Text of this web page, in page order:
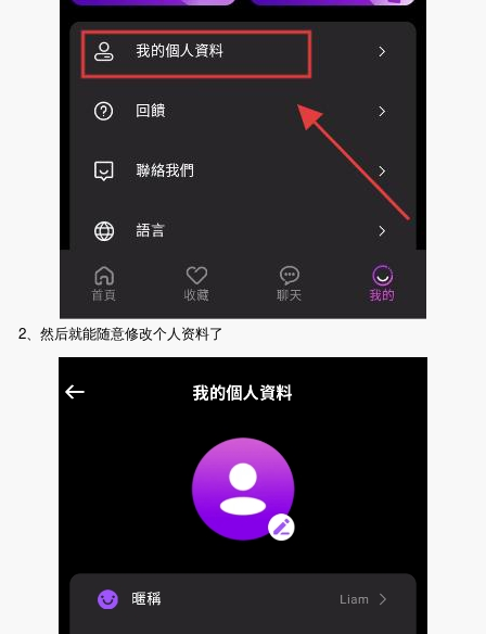
2、然后就能随意修改个人资料了